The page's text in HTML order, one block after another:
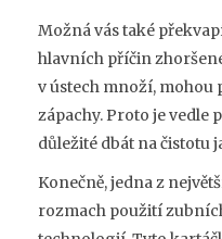
Možná vás také
hlavních příčin
v ústech množí,
zápachy. Proto je vedle
důležité dbát na čistotu
Konečně, jedna z
rozmach použití